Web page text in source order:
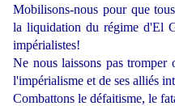
Mobilisons-nous pour que
la liquidation du régime d'El
impérialistes!
Ne nous laissons pas
l'impérialisme et de ses alliés
Combattons le défaitisme, le